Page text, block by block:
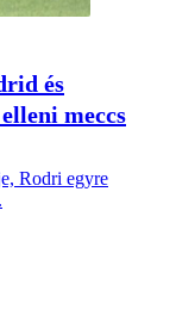
és
meccs
Rodri egyre